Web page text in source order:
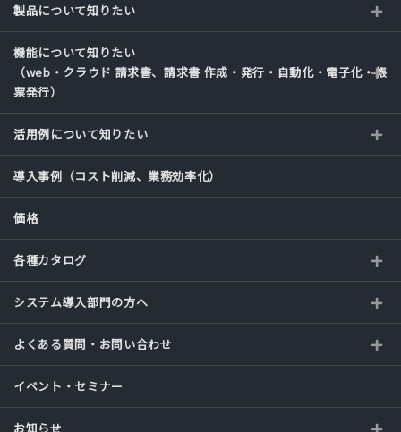
製品について知りたい
機能について知りたい
（web・クラウド 請求書、請求書 作成・発行・自動化・電子化・帳
票発行）
活用例について知りたい
導入事例（コスト削減、業務効率化）
価格
各種カタログ
システム導入部門の方へ
よくある質問・お問い合わせ
イベント・セミナー
お知らせ